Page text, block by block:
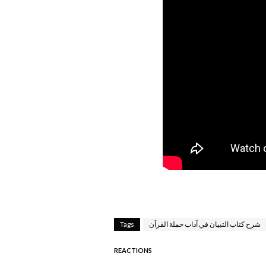
Tags شرح كتاب التبيان في آداب حملة القرآن
REACTIONS